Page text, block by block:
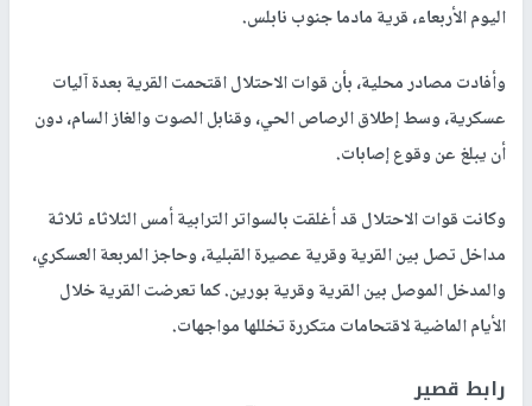
اليوم الأربعاء، قرية مادما جنوب نابلس.
وأفادت مصادر محلية، بأن قوات الاحتلال اقتحمت القرية بعدة آليات
عسكرية، وسط إطلاق الرصاص الحي، وقنابل الصوت والغاز السام، دون
أن يبلغ عن وقوع إصابات.
وكانت قوات الاحتلال قد أغلقت بالسواتر الترابية أمس الثلاثاء ثلاثة
مداخل تصل بين القرية وقرية عصيرة القبلية، وحاجز المربعة العسكري،
والمدخل الموصل بين القرية وقرية بورين. كما تعرضت القرية خلال
الأيام الماضية لاقتحامات متكررة تخللها مواجهات.
رابط قصير